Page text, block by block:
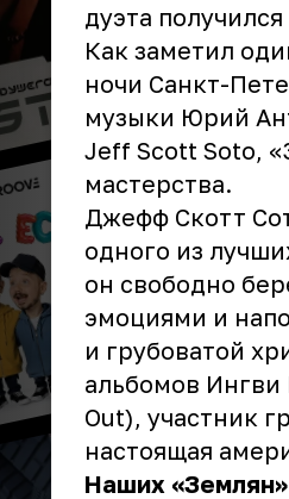
дуэта
Как заметил
ночи Санкт-
музыки Юрий
Jeff Scott Soto,
мастерства.
Джефф Скотт
одного из
он свободно
эмоциями и
и грубоватой
альбомов Ингви
Out), участник
настоящая
Наших